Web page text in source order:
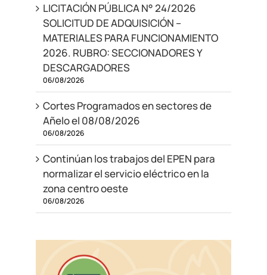
LICITACIÓN PÚBLICA N° 24/2026
SOLICITUD DE ADQUISICIÓN –
MATERIALES PARA FUNCIONAMIENTO
2026. RUBRO: SECCIONADORES Y
DESCARGADORES
06/08/2026
Cortes Programados en sectores de
Añelo el 08/08/2026
06/08/2026
Continúan los trabajos del EPEN para
normalizar el servicio eléctrico en la
zona centro oeste
06/08/2026